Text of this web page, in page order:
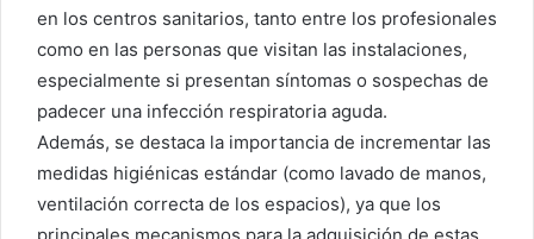
en los centros sanitarios, tanto entre los profesionales
como en las personas que visitan las instalaciones,
especialmente si presentan síntomas o sospechas de
padecer una infección respiratoria aguda.
Además, se destaca la importancia de incrementar las
medidas higiénicas estándar (como lavado de manos,
ventilación correcta de los espacios), ya que los